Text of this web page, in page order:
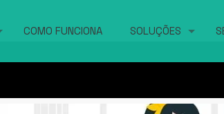
COMO FUNCIONA SOLUÇÕES